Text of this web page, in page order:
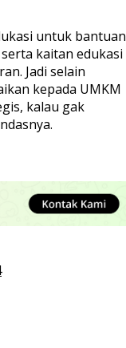
untuk
kaitan edukasi
Jadi selain
kepada UMKM
kalau gak